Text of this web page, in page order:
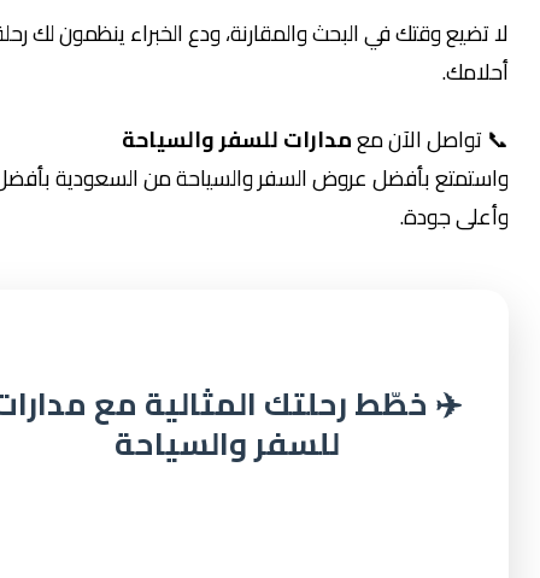
وقتك في البحث والمقارنة، ودع الخبراء ينظمون لك رحلة
الآن معمدارات للسفر والسياحة
بأفضل عروض السفر والسياحة من السعودية بأفضل سعر
جودة.
✈️ خطّط رحلتك المثالية مع مدارات
للسفر والسياحة